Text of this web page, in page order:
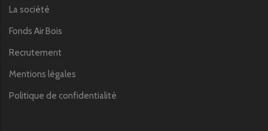
La société
Fonds Air Bois
Recrutement
Mentions légales
Politique de confidentialité